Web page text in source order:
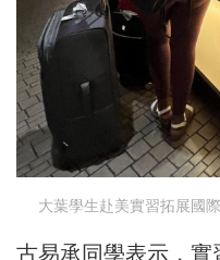
大葉學生赴美實習拓展國
古易承同學表示，